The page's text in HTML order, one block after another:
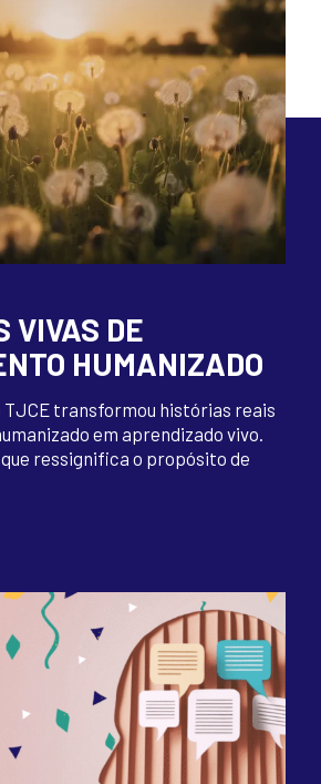
VIVAS DE
HUMANIZADO
TJCE transformou histórias reais
em aprendizado vivo.
ressignifica o propósito de